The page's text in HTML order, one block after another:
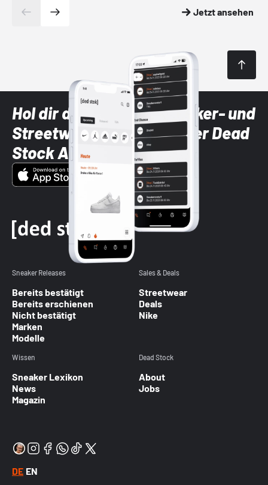
Jetzt ansehen
Hol dir die neuesten Sneaker- und
Streetwear-Brands mit der Dead
Stock App
Sneaker Releases
Bereits bestätigt
Bereits erschienen
Nicht bestätigt
Marken
Modelle
Sales & Deals
Streetwear
Deals
Nike
Wissen
Sneaker Lexikon
News
Magazin
Dead Stock
About
Jobs
DE EN